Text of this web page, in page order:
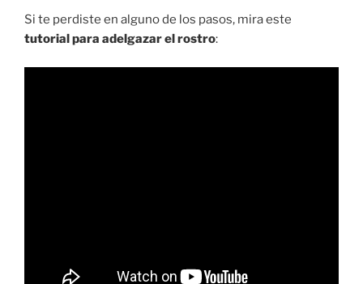
Si te perdiste en alguno de los pasos, mira este
tutorial para adelgazar el rostro: